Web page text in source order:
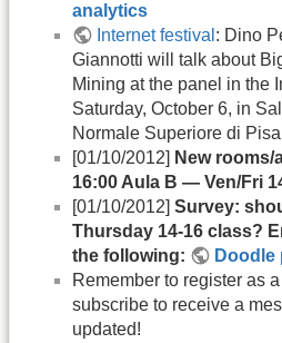
analytics
Internet festival : Dino
Giannotti will talk about
Mining at the panel in the
Saturday, October 6, in
Normale Superiore di
[01/10/2012] New rooms/
16:00 Aula B — Ven/Fri
[01/10/2012] Survey:
Thursday 14-16 class?
the following:
Doodle
Remember to register as
subscribe to receive a
updated!